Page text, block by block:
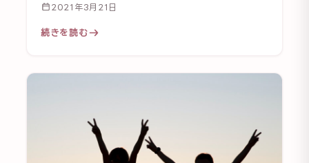
2021年3月21日
続きを読む